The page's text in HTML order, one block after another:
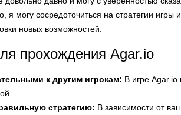
я могу сосредоточиться на стратегии
новых возможностей.
прохождения Agar.io
к другим игрокам: В игре Agar.io
стратегию: В зависимости от